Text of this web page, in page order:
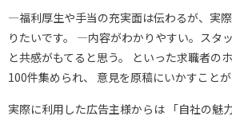
—福利厚生や手当の充実面は伝わるが、実
りたいです。 —内容がわかりやすい。スタ
と共感がもてると思う。 といった求職者の
100件集められ、 意見を原稿にいかすことが
実際に利用した広告主様からは 「自社の魅